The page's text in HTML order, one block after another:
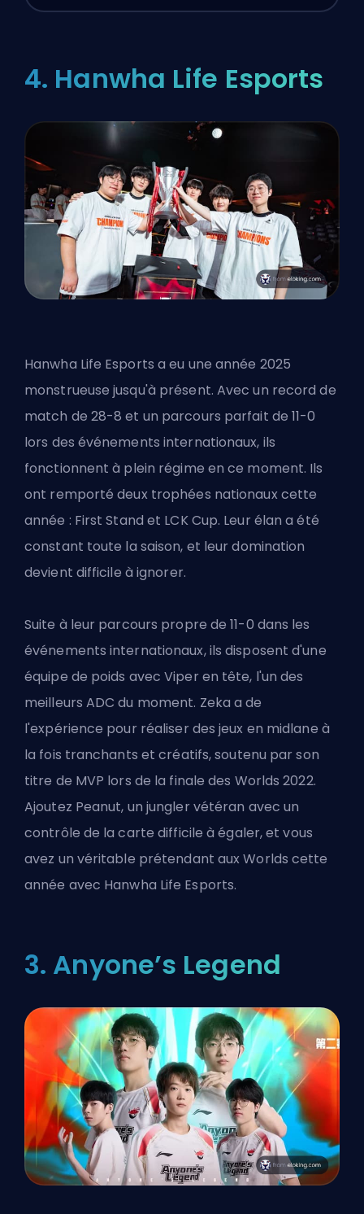
4. Hanwha Life Esports
Hanwha Life Esports a eu une année 2025
monstrueuse jusqu'à présent. Avec un record de
match de 28-8 et un parcours parfait de 11-0
lors des événements internationaux, ils
fonctionnent à plein régime en ce moment. Ils
ont remporté deux trophées nationaux cette
année : First Stand et LCK Cup. Leur élan a été
constant toute la saison, et leur domination
devient difficile à ignorer.
Suite à leur parcours propre de 11-0 dans les
événements internationaux, ils disposent d'une
équipe de poids avec Viper en tête, l'un des
meilleurs ADC du moment. Zeka a de
l'expérience pour réaliser des jeux en midlane à
la fois tranchants et créatifs, soutenu par son
titre de MVP lors de la finale des Worlds 2022.
Ajoutez Peanut, un jungler vétéran avec un
contrôle de la carte difficile à égaler, et vous
avez un véritable prétendant aux Worlds cette
année avec Hanwha Life Esports.
3. Anyone’s Legend